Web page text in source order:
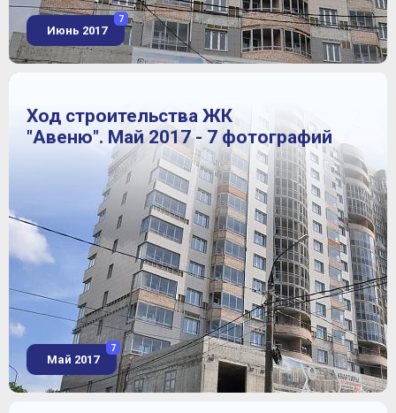
Июнь 2017
7
Ход строительства ЖК
"Авеню". Май 2017 - 7 фотографий
Май 2017
7